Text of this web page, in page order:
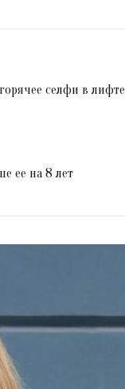
селфи в лифте
ее на 8 лет